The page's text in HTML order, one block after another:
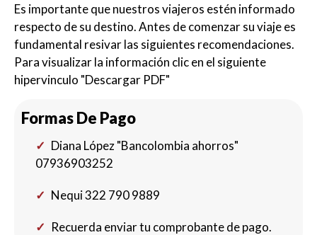
Es importante que nuestros viajeros estén informado
respecto de su destino. Antes de comenzar su viaje es
fundamental resivar las siguientes recomendaciones.
Para visualizar la información clic en el siguiente
hipervinculo "Descargar PDF"
Formas De Pago
Diana López "Bancolombia ahorros"
07936903252
Nequi 322 790 9889
Recuerda enviar tu comprobante de pago.